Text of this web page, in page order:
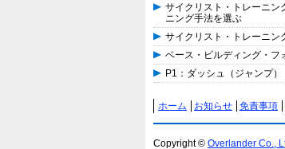
サイクリスト・トレーニン
ニング手法を選ぶ
サイクリスト・トレーニ
ベース・ビルディング・フ
P1：ダッシュ（ジャンプ
ホーム お知らせ 免責事項
Copyright © Overlander Co.,